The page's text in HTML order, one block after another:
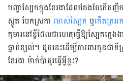
បញ្ហាស្បែកក្នុងខែរងាដែលតែងតែកើត
ស្ងួត បែកស្រកា រមាស់​ស្បែក ឬកើតត្រអក
កុមារ​នៅខ្ចីដែលជាហេតុធ្វើឱ្យស្បែកក្
ធ្លាក់ខ្យល់។ ដូចនេះដើម្បីការពារកូនជា
ខែរងា ម៉ាក់ប៉ាគួរធ្វើអ្វីខ្លះ?